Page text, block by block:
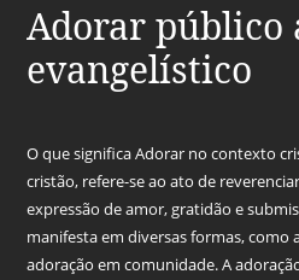
Adorar público
evangelístico
O que significa Adorar no contexto
cristão, refere-se ao ato de
expressão de amor, gratidão e
manifesta em diversas formas, como
adoração em comunidade. A